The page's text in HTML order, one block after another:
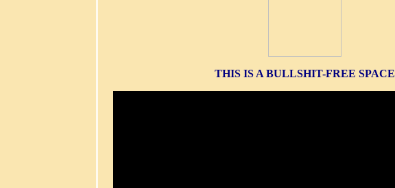
THIS IS A BULLSHIT-FREE SPACE